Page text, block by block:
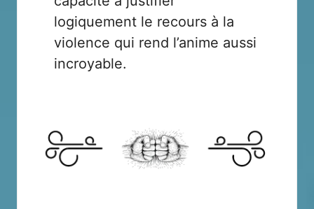
logiquement le recours à la
violence qui rend l’anime aussi
incroyable.